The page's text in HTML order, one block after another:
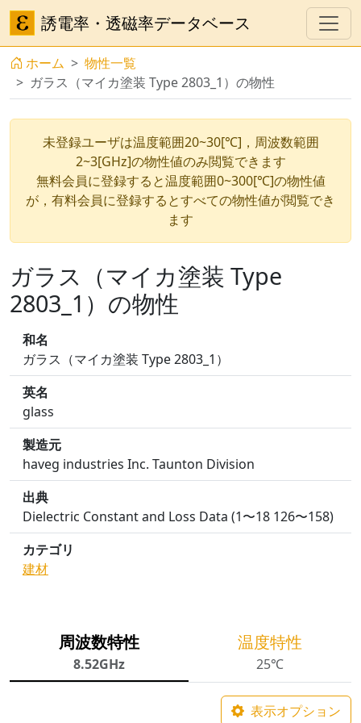
誘電率・透磁率データベース
ホーム
物性一覧
ガラス（マイカ塗装 Type 2803_1）の物性
未登録ユーザは温度範囲20~30[℃]，周波数範囲
2~3[GHz]の物性値のみ閲覧できます
無料会員に登録すると温度範囲0~300[℃]の物性値
が，有料会員に登録するとすべての物性値が閲覧でき
ます
ガラス（マイカ塗装 Type
2803_1）の物性
和名
ガラス（マイカ塗装 Type 2803_1）
英名
glass
製造元
haveg industries Inc. Taunton Division
出典
Dielectric Constant and Loss Data (1〜18 126〜158)
カテゴリ
建材
周波数特性
8.52GHz
温度特性
25℃
表示オプション